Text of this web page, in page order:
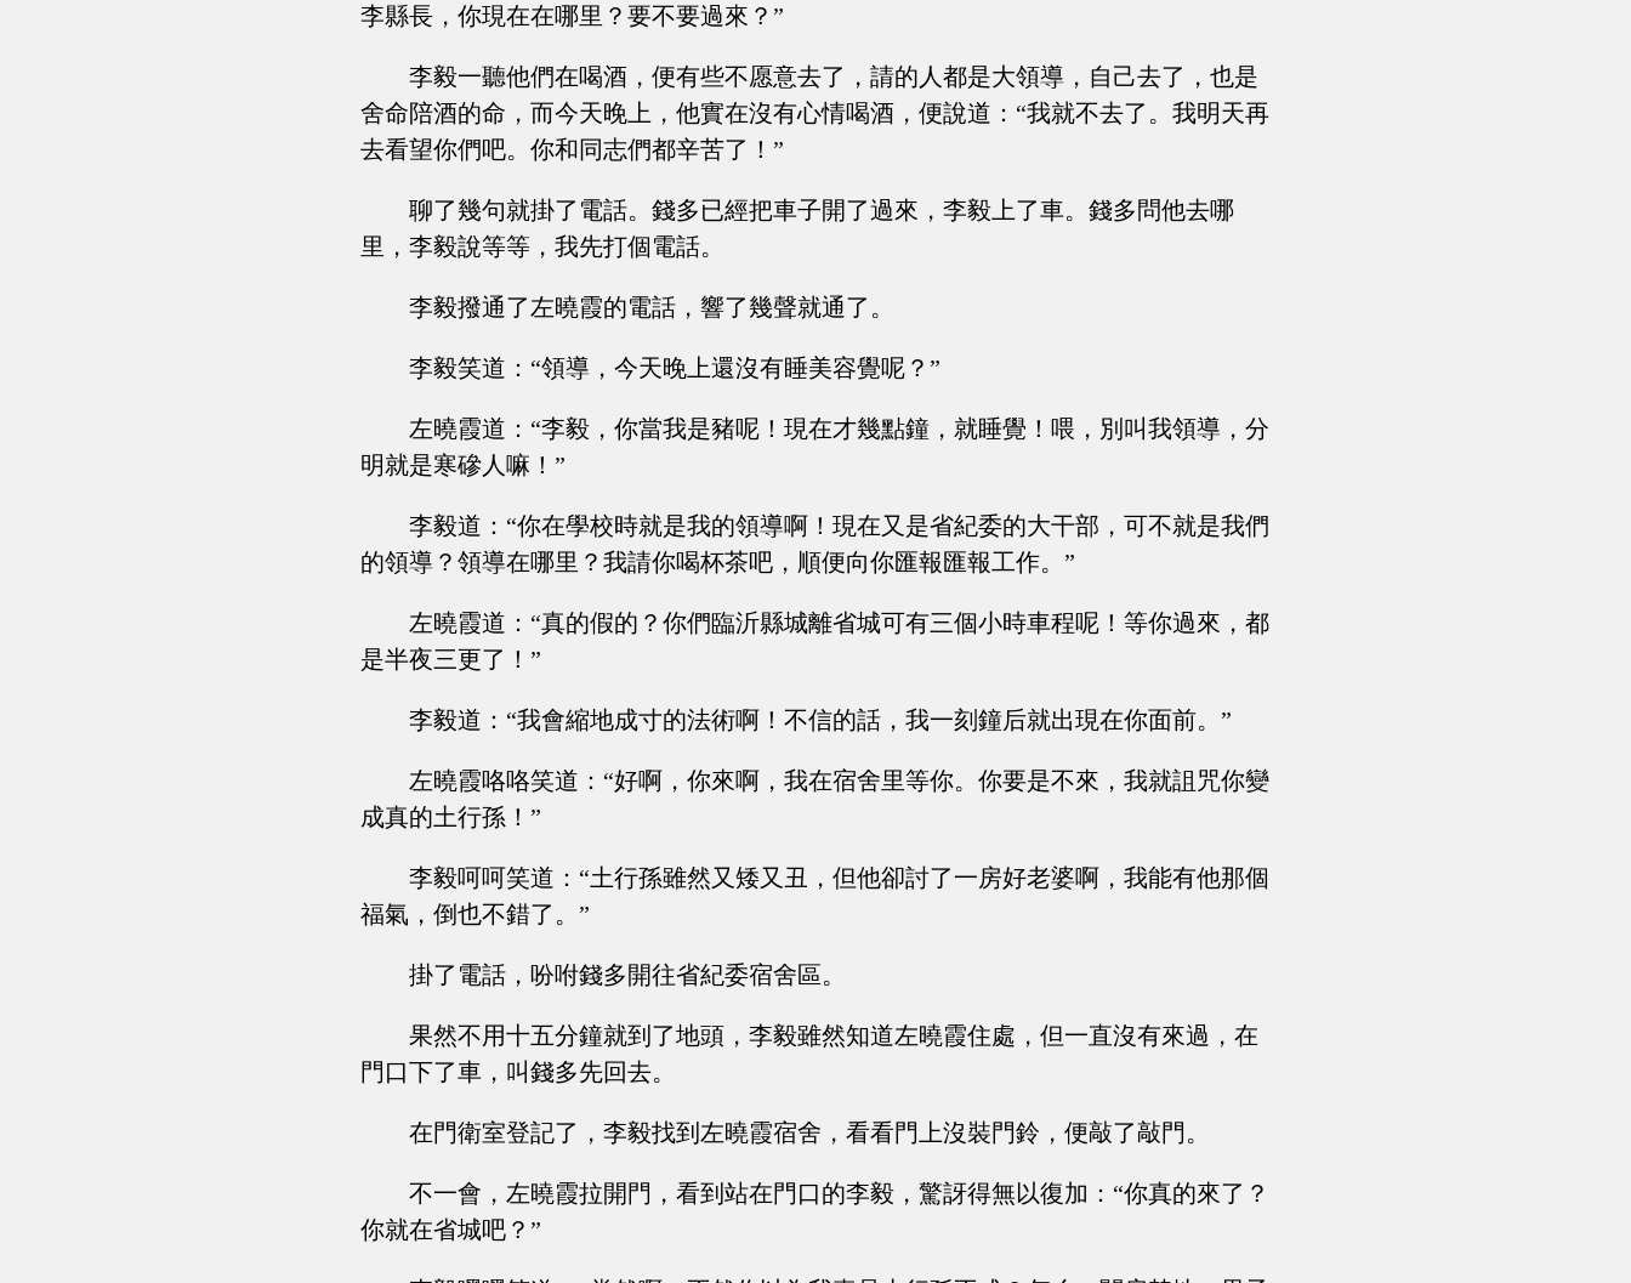
李縣長，你現在在哪里？要不要過來？”
李毅一聽他們在喝酒，便有些不愿意去了，請的人都是大領導，自己去了，也是
舍命陪酒的命，而今天晚上，他實在沒有心情喝酒，便說道：“我就不去了。我明天再
去看望你們吧。你和同志們都辛苦了！”
聊了幾句就掛了電話。錢多已經把車子開了過來，李毅上了車。錢多問他去哪
里，李毅說等等，我先打個電話。
李毅撥通了左曉霞的電話，響了幾聲就通了。
李毅笑道：“領導，今天晚上還沒有睡美容覺呢？”
左曉霞道：“李毅，你當我是豬呢！現在才幾點鐘，就睡覺！喂，別叫我領導，分
明就是寒磣人嘛！”
李毅道：“你在學校時就是我的領導啊！現在又是省紀委的大干部，可不就是我們
的領導？領導在哪里？我請你喝杯茶吧，順便向你匯報匯報工作。”
左曉霞道：“真的假的？你們臨沂縣城離省城可有三個小時車程呢！等你過來，都
是半夜三更了！”
李毅道：“我會縮地成寸的法術啊！不信的話，我一刻鐘后就出現在你面前。”
左曉霞咯咯笑道：“好啊，你來啊，我在宿舍里等你。你要是不來，我就詛咒你變
成真的土行孫！”
李毅呵呵笑道：“土行孫雖然又矮又丑，但他卻討了一房好老婆啊，我能有他那個
福氣，倒也不錯了。”
掛了電話，吩咐錢多開往省紀委宿舍區。
果然不用十五分鐘就到了地頭，李毅雖然知道左曉霞住處，但一直沒有來過，在
門口下了車，叫錢多先回去。
在門衛室登記了，李毅找到左曉霞宿舍，看看門上沒裝門鈴，便敲了敲門。
不一會，左曉霞拉開門，看到站在門口的李毅，驚訝得無以復加：“你真的來了？
你就在省城吧？”